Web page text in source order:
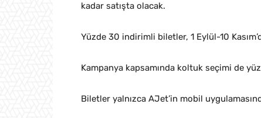
kadar satışta olacak.
Yüzde 30 indirimli biletler, 1 Eylül-10
Kampanya kapsamında koltuk seçimi de
Biletler yalnızca AJet’in mobil